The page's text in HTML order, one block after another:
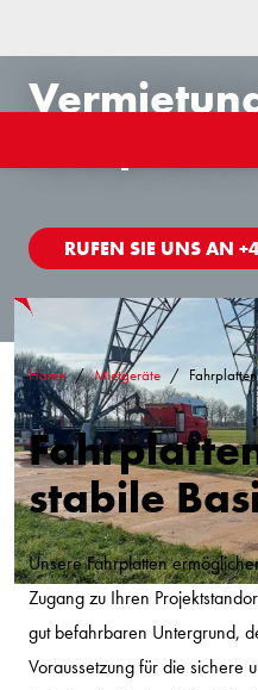
RUFEN SIE UNS AN
Home Mietgeräte Fahrplatten
stabile
Unsere Fahrplatten
Zugang zu Ihren
gut befahrbaren Untergrund,
Voraussetzung für die sichere